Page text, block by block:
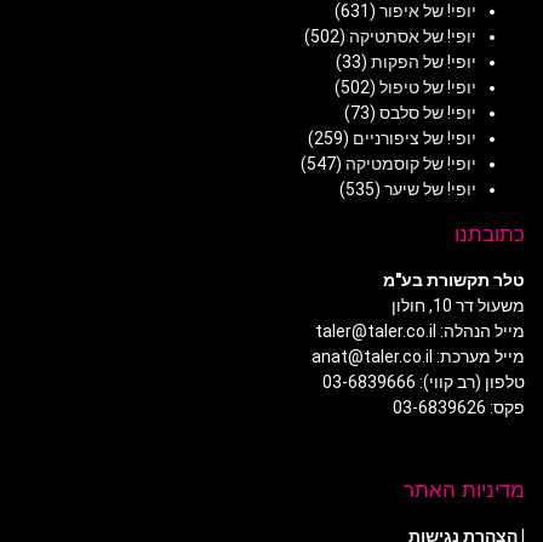
יופי! של איפור (631)
יופי! של אסתטיקה (502)
יופי! של הפקות (33)
יופי! של טיפול (502)
יופי! של סלבס (73)
יופי! של ציפורניים (259)
יופי! של קוסמטיקה (547)
יופי! של שיער (535)
כתובתנו
טלר תקשורת בע"מ
משעול דר 10, חולון
מייל הנהלה: taler@taler.co.il
מייל מערכת: anat@taler.co.il
טלפון (רב קווי): 03-6839666
פקס: 03-6839626
מדיניות האתר
הצהרת נגישות